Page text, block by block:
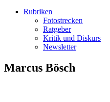
Rubriken
Fotostrecken
Ratgeber
Kritik und Diskurs
Newsletter
Marcus Bösch